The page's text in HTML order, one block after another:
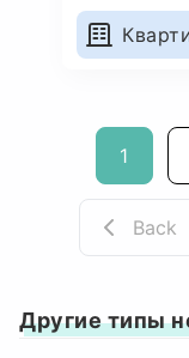
1
Back
Другие типы